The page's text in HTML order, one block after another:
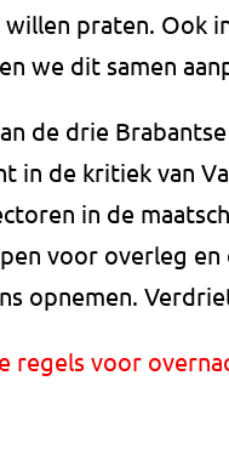
praten. Ook
we dit samen
de drie
in de kritiek van
in de
voor overleg en
opnemen.
regels voor